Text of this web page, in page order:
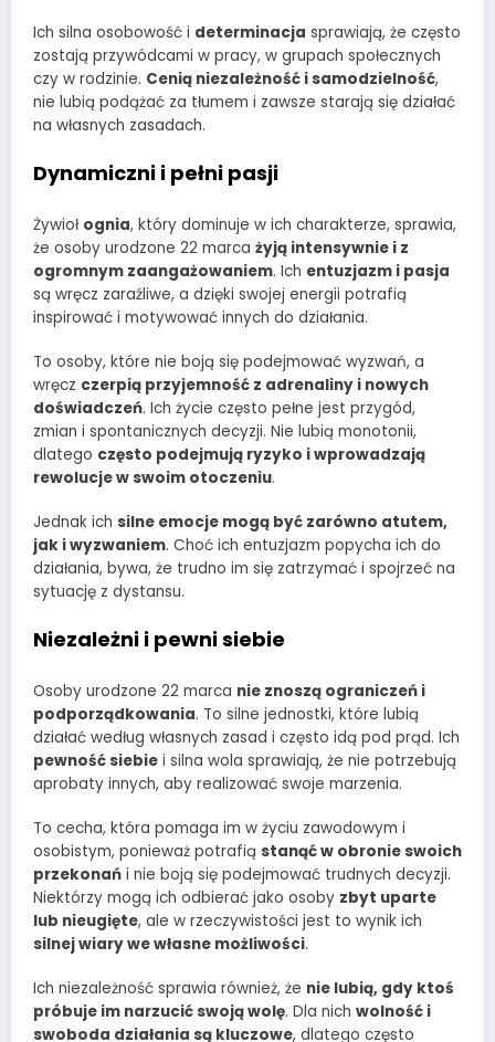
Ich silna osobowość i determinacja sprawiają, że często
zostają przywódcami w pracy, w grupach społecznych
czy w rodzinie. Cenią niezależność i samodzielność,
nie lubią podążać za tłumem i zawsze starają się działać
na własnych zasadach.
Dynamiczni i pełni pasji
Żywioł ognia, który dominuje w ich charakterze, sprawia,
że osoby urodzone 22 marca żyją intensywnie i z
ogromnym zaangażowaniem. Ich entuzjazm i pasja
są wręcz zaraźliwe, a dzięki swojej energii potrafią
inspirować i motywować innych do działania.
To osoby, które nie boją się podejmować wyzwań, a
wręcz czerpią przyjemność z adrenaliny i nowych
doświadczeń. Ich życie często pełne jest przygód,
zmian i spontanicznych decyzji. Nie lubią monotonii,
dlatego często podejmują ryzyko i wprowadzają
rewolucje w swoim otoczeniu.
Jednak ich silne emocje mogą być zarówno atutem,
jak i wyzwaniem. Choć ich entuzjazm popycha ich do
działania, bywa, że trudno im się zatrzymać i spojrzeć na
sytuację z dystansu.
Niezależni i pewni siebie
Osoby urodzone 22 marca nie znoszą ograniczeń i
podporządkowania. To silne jednostki, które lubią
działać według własnych zasad i często idą pod prąd. Ich
pewność siebie i silna wola sprawiają, że nie potrzebują
aprobaty innych, aby realizować swoje marzenia.
To cecha, która pomaga im w życiu zawodowym i
osobistym, ponieważ potrafią stanąć w obronie swoich
przekonań i nie boją się podejmować trudnych decyzji.
Niektórzy mogą ich odbierać jako osoby zbyt uparte
lub nieugięte, ale w rzeczywistości jest to wynik ich
silnej wiary we własne możliwości.
Ich niezależność sprawia również, że nie lubią, gdy ktoś
próbuje im narzucić swoją wolę. Dla nich wolność i
swoboda działania są kluczowe, dlatego często